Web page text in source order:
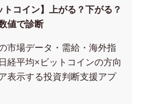
トコイン】上がる？下がる？
値で診断
市場データ・需給・海外指
経平均×ビットコインの方向
表示する投資判断支援アプ